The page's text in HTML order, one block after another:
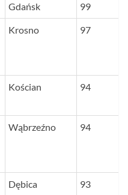
Gdańsk 99
Krosno 97
Kościan 94
Wąbrzeźno 94
Dębica 93